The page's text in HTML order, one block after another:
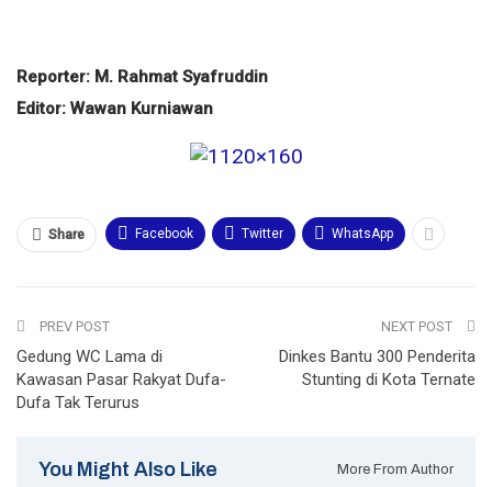
Reporter: M. Rahmat Syafruddin
Editor: Wawan Kurniawan
Share Facebook Twitter WhatsApp
PREV POST
Gedung WC Lama di
Kawasan Pasar Rakyat Dufa-
Dufa Tak Terurus
NEXT POST
Dinkes Bantu 300 Penderita
Stunting di Kota Ternate
You Might Also Like More From Author